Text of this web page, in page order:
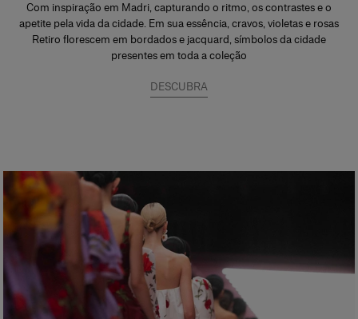
Com inspiração em Madri, capturando o ritmo, os contrastes e o
apetite pela vida da cidade. Em sua essência, cravos, violetas e rosas
Retiro florescem em bordados e jacquard, símbolos da cidade
presentes em toda a coleção
DESCUBRA